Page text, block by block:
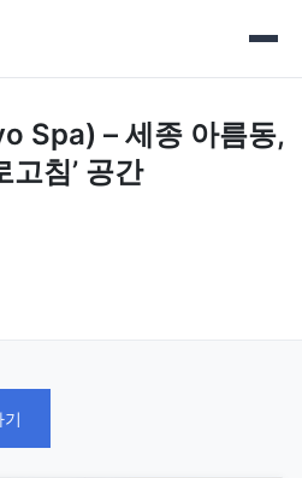
Spa) – 세종 아름동,
고침’ 공간